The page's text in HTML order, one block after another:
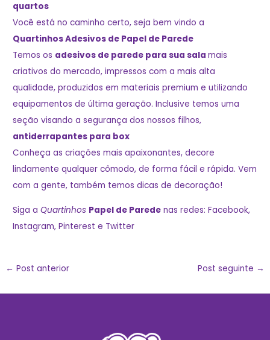
quartos
Você está no caminho certo, seja bem vindo a
Quartinhos Adesivos de Papel de Parede
Temos os adesivos de parede para sua salamais
criativos do mercado, impressos com a mais alta
qualidade, produzidos em materiais premium e utilizando
equipamentos de última geração. Inclusive temos uma
seção visando a segurança dos nossos filhos,
antiderrapantes para box
Conheça as criações mais apaixonantes,decore
lindamente qualquer cômodo, de forma fácil e rápida. Vem
com a gente, também temosdicas de decoração!
Siga aQuartinhos Papel de Parede nas redes:Facebook,
Instagram,Pinterest e Twitter
← Post anterior Post seguinte →